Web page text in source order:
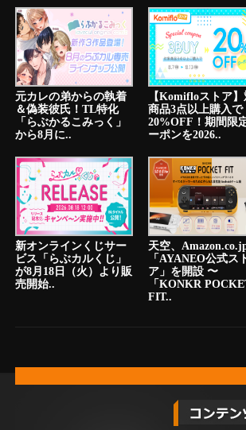
元カレの弟からの執着
＆偽装彼氏！TL特化
「らぶかるこみっく」
から8月に..
【Komifloストア
商品3点以上購入で
20%OFF！期間限
ーポンを2026..
新オンラインくじサー
ビス「らぶカルくじ」
が8月18日（火）より販
売開始..
天空、
「AYANEO公式ス
ア」を開設 〜
「KONKR
FIT..